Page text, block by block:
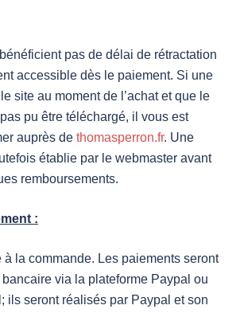
pas de délai de rétractation
accessible dès le paiement. Si une
site au moment de l’achat et que le
pu être téléchargé, il vous est
auprès de thomasperron.fr. Une
établie par le webmaster avant
remboursements.
:
à la commande. Les paiements seront
via la plateforme Paypal ou
ils seront réalisés par Paypal et son